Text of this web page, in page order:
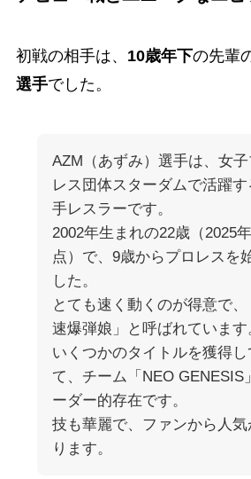
初戦の相手は、 10歳年下の先輩
選手でした。
AZM（あずみ）選手は、女子
レス団体スターダムで活躍す
手レスラーです。
2002年生まれの22歳（2025
点）で、9歳からプロレスを
した。
とても速く動くのが得意で、
速爆弾娘」と呼ばれています
いくつかのタイトルを獲得し
て、チーム「NEO GENESIS
ーダー的存在です。
技も華麗で、ファンから人気
ります。